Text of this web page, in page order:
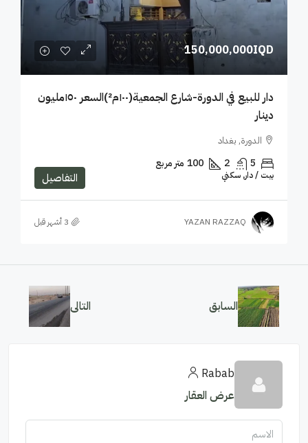
150,000,000IQD
دار للبيع في الدورة-شارع الجمعية(١٠٠م²)السعر ١٥٠مليون
دينار
الدورة, بغداد
5
2
100 متر مربع
بيت / دار, سكني التفاصيل
YAZAN RAZZAQ
السابق التالى
Rabab
عرض العقار